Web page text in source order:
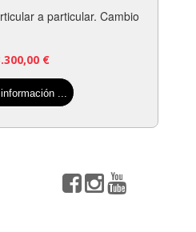
a particular. Cambio
€
...